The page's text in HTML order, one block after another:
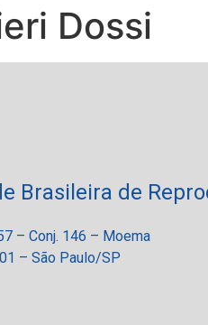
Dossi
Brasileira de
– Conj. 146 – Moema
– São Paulo/SP